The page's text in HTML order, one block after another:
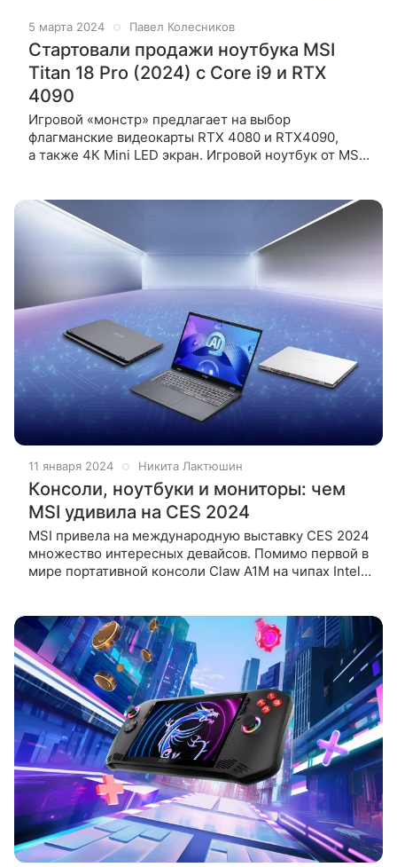
5 марта 2024 Павел Колесников
Стартовали продажи ноутбука MSI
Titan 18 Pro (2024) с Core i9 и RTX
4090
Игровой «монстр» предлагает на выбор
флагманские видеокарты RTX 4080 и RTX4090,
а также 4К Mini LED экран. Игровой ноутбук от MSI
11 января 2024 Никита Лактюшин
Консоли, ноутбуки и мониторы: чем
MSI удивила на CES 2024
MSI привела на международную выставку CES 2024
множество интересных девайсов. Помимо первой в
мире портативной консоли Claw A1M на чипах Intel